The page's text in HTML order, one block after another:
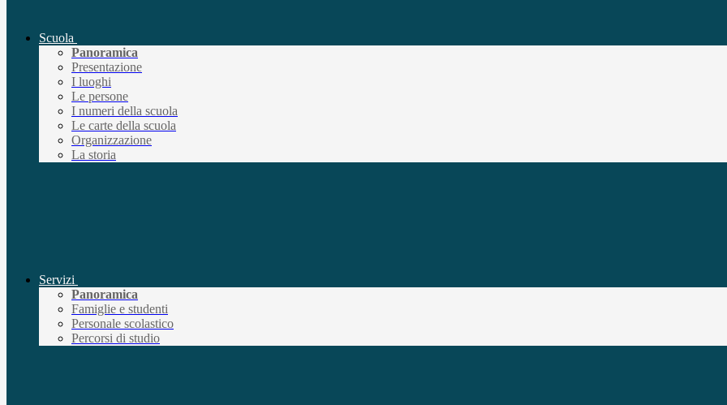
Scuola
Panoramica
Presentazione
I luoghi
Le persone
I numeri della scuola
Le carte della scuola
Organizzazione
La storia
Servizi
Panoramica
Famiglie e studenti
Personale scolastico
Percorsi di studio